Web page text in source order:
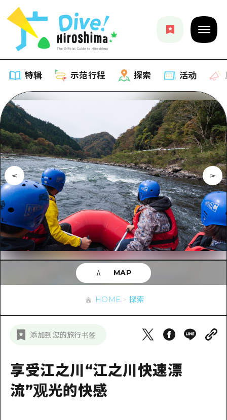
特辑 示范行程 探索 活动
列表
推荐
艺术
活动·庙会
美食·酒水
骑自行车
购物
运动
夜晚生活
标准
历史·文化
示范行程
列表
Dive!Hiroshima官方向导
广岛随意旅行
广岛市内
安艺
答对了
宫岛周边
短途旅行
半天
探索
列表
广岛市内
安艺
答對了
美北
东山口
岛根
活动
应时信息
有用的信息
列表
超值的游览门票
行李寄存和运送服务
新闻
HOME 探索
添加到您的旅行书签
享受江之川“江之川快速漂
流”观光的快感
MAP